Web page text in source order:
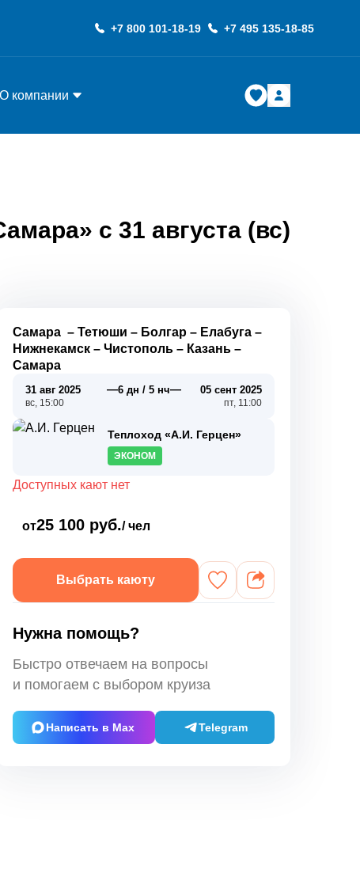
+7 800 101-18-19 +7 495 135-18-85
О компании
с 31 августа (вс)
Самара –Тетюши – Болгар – Елабуга –
Нижнекамск –Чистополь – Казань –
Самара
31 авг 2025
вс, 15:00
—6 дн / 5 нч— 05 сент 2025
пт, 11:00
Теплоход «А.И. Герцен»
ЭКОНОМ
Доступных кают нет
от25 100 руб./ чел
Выбрать каюту
Нужна помощь?
Быстро отвечаем на вопросы
и помогаем с выбором круиза
Написать в Max Telegram